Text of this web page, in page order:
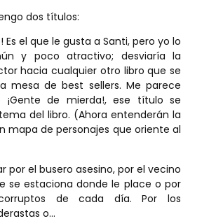
dos títulos:
Es el que le gusta a Santi, pero yo lo
y poco atractivo; desviaría la
hacia cualquier otro libro que se
mesa de best sellers. Me parece
¡Gente de mierda!, ese título se
del libro. (Ahora entenderán la
mapa de personajes que oriente al
por el busero asesino, por el vecino
se estaciona donde le place o por
de cada día. Por los
o…